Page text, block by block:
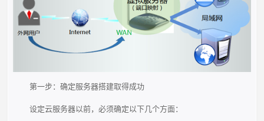
第一步：确定服务器搭建取得成功
设定云服务器以前，必须确定以下几个方面：